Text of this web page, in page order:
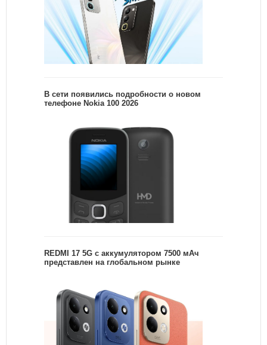
В сети появились подробности о новом
телефоне Nokia 100 2026
REDMI 17 5G c аккумулятором 7500 мАч
представлен на глобальном рынке